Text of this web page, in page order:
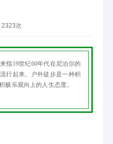
2323次
指19世纪60年代在尼泊尔的
行起来。户外徒步是一种积
极乐观向上的人生态度。